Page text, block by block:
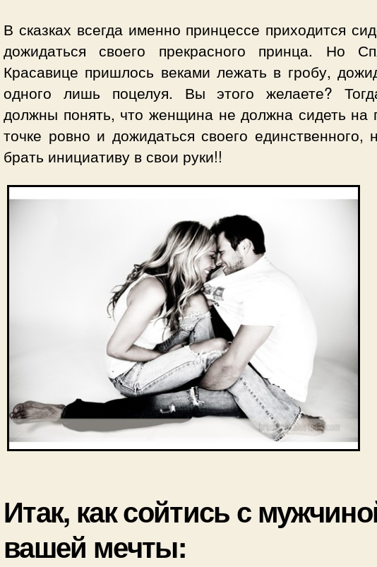
В сказках всегда именно принцессе приходится
дожидаться своего прекрасного принца. Но
Красавице пришлось веками лежать в гробу,
одного лишь поцелуя. Вы этого желаете?
должны понять, что женщина не должна сидеть на
точке ровно и дожидаться своего единственного,
брать инициативу в свои руки!!
Итак, как сойтись с
вашей мечты: